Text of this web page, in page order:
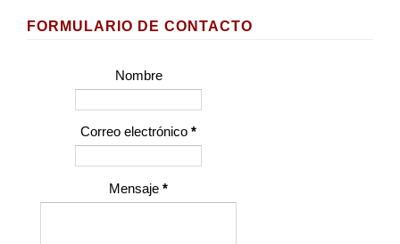
FORMULARIO DE CONTACTO
Nombre
Correo electrónico *
Mensaje *